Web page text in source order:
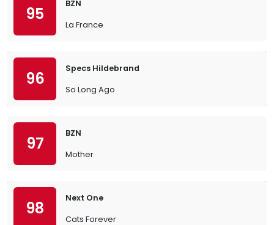
95
BZN
La France
96
Specs Hildebrand
So Long Ago
97
BZN
Mother
98
Next One
Cats Forever